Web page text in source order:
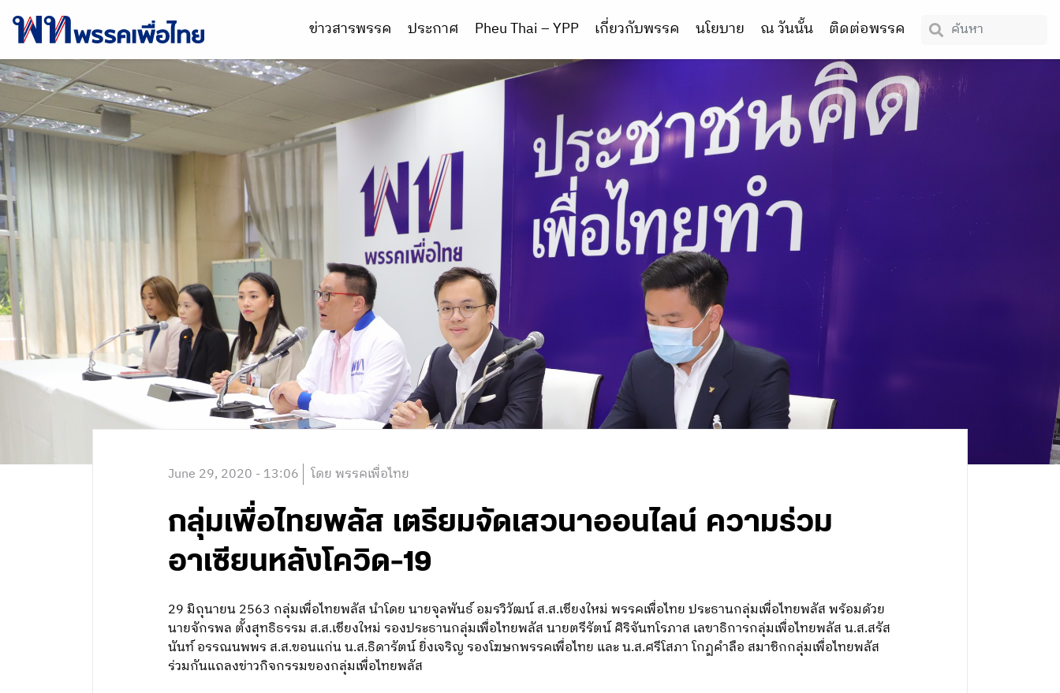
ข่าวสารพรรค ประกาศ Pheu Thai – YPP เกี่ยวกับพรรค นโยบาย ณ วันนั้น ติดต่อพรรค
June 29, 2020 - 13:06 โดย พรรคเพื่อไทย
กลุ่มเพื่อไทยพลัส เตรียมจัดเสวนาออนไลน์ ความร่วม
อาเซียนหลังโควิด-19
29 มิถุนายน 2563 กลุ่มเพื่อไทยพลัส นำโดย นายจุลพันธ์ อมรวิวัฒน์ ส.ส.เชียงใหม่ พรรคเพื่อไทย ประธานกลุ่มเพื่อไทยพลัส พร้อมด้วย
นายจักรพล ตั้งสุทธิธรรม ส.ส.เชียงใหม่ รองประธานกลุ่มเพื่อไทยพลัส นายตรีรัตน์ ศิริจันทโรภาส เลขาธิการกลุ่มเพื่อไทยพลัส น.ส.สรัส
นันท์ อรรณนพพร ส.ส.ขอนแก่น น.ส.ธิดารัตน์ ยิ่งเจริญ รองโฆษกพรรคเพื่อไทย และ น.ส.ศรีโสภา โกฏคำลือ สมาชิกกลุ่มเพื่อไทยพลัส
ร่วมกันแถลงข่าวกิจกรรมของกลุ่มเพื่อไทยพลัส